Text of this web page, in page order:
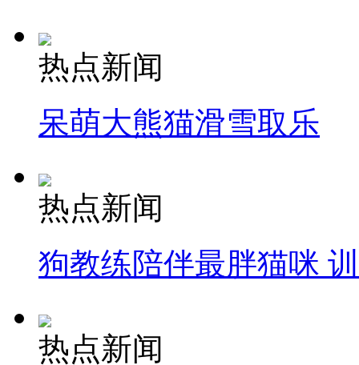
热点新闻
呆萌大熊猫滑雪取乐
热点新闻
狗教练陪伴最胖猫咪
热点新闻